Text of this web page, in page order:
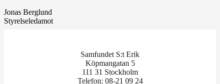
Jonas Berglund
Styrelseledamot
Samfundet S:t Erik
Köpmangatan 5
111 31 Stockholm
Telefon: 08-21 09 24